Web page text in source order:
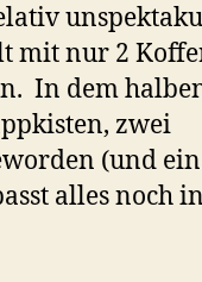
mit nur 2
In dem
zwei
(und ein
alles noch